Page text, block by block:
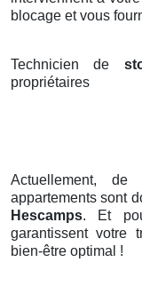
blocage et vous
Technicien de
propriétaires
Actuellement,
appartements sont
Hescamps. Et
garantissent votre
bien-être optimal !